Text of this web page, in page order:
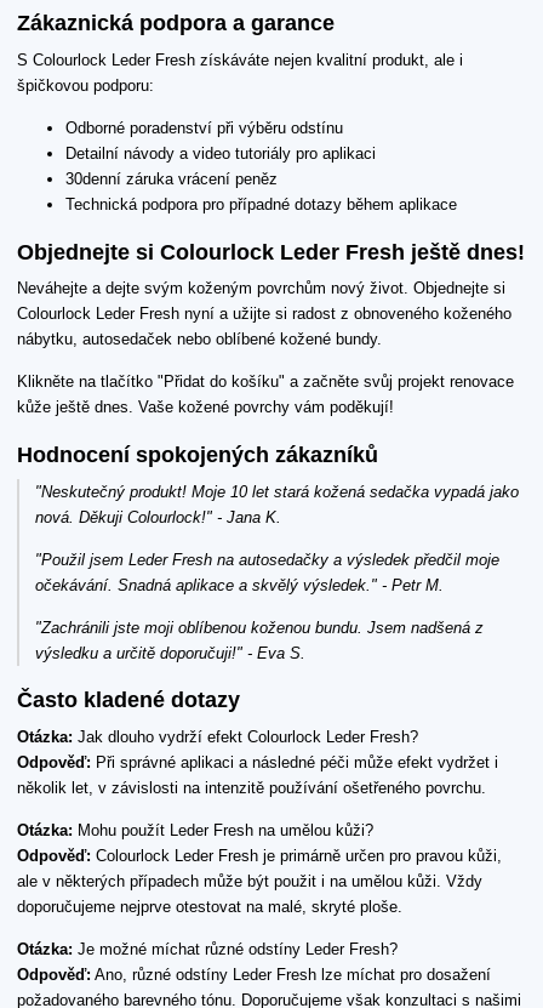
Zákaznická podpora a garance
S Colourlock Leder Fresh získáváte nejen kvalitní produkt, ale i
špičkovou podporu:
Odborné poradenství při výběru odstínu
Detailní návody a video tutoriály pro aplikaci
30denní záruka vrácení peněz
Technická podpora pro případné dotazy během aplikace
Objednejte si Colourlock Leder Fresh ještě dnes!
Neváhejte a dejte svým koženým povrchům nový život. Objednejte si
Colourlock Leder Fresh nyní a užijte si radost z obnoveného koženého
nábytku, autosedaček nebo oblíbené kožené bundy.
Klikněte na tlačítko "Přidat do košíku" a začněte svůj projekt renovace
kůže ještě dnes. Vaše kožené povrchy vám poděkují!
Hodnocení spokojených zákazníků
"Neskutečný produkt! Moje 10 let stará kožená sedačka vypadá jako
nová. Děkuji Colourlock!" - Jana K.
"Použil jsem Leder Fresh na autosedačky a výsledek předčil moje
očekávání. Snadná aplikace a skvělý výsledek." - Petr M.
"Zachránili jste moji oblíbenou koženou bundu. Jsem nadšená z
výsledku a určitě doporučuji!" - Eva S.
Často kladené dotazy
Otázka: Jak dlouho vydrží efekt Colourlock Leder Fresh?
Odpověď: Při správné aplikaci a následné péči může efekt vydržet i
několik let, v závislosti na intenzitě používání ošetřeného povrchu.
Otázka: Mohu použít Leder Fresh na umělou kůži?
Odpověď: Colourlock Leder Fresh je primárně určen pro pravou kůži,
ale v některých případech může být použit i na umělou kůži. Vždy
doporučujeme nejprve otestovat na malé, skryté ploše.
Otázka: Je možné míchat různé odstíny Leder Fresh?
Odpověď: Ano, různé odstíny Leder Fresh lze míchat pro dosažení
požadovaného barevného tónu. Doporučujeme však konzultaci s našimi